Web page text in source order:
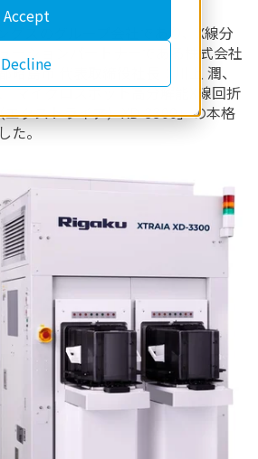
Accept
Decline
グスのグループ会社であり、X線分
ーションパートナーである株式会社
昭島市 代表取締役社長：川上 潤、
マイクロスポット高分解能X線回折
エクストライア）XD-3300」の本格
た。